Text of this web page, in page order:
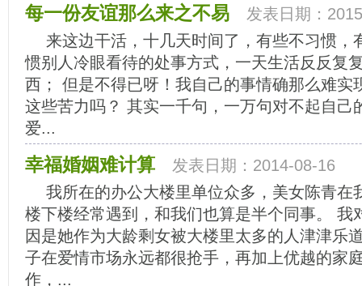
每一份友谊那么来之不易
发表日期：
来这边干活，十几天时间了，有些不习惯，
惯别人冷眼看待的处事方式，一天生活反反复
西； 但是不得已呀！我自己的事情确那么难实
这些苦力吗？ 其实一千句，一万句对不起自己
爱...
幸福婚姻难计算
发表日期：2014-08-16
我所在的办公大楼里单位众多，美女陈青在
楼下楼经常遇到，和我们也算是半个同事。 我
因是她作为大龄剩女被大楼里太多的人津津乐
子在爱情市场永远都很抢手，再加上优越的家
作，...